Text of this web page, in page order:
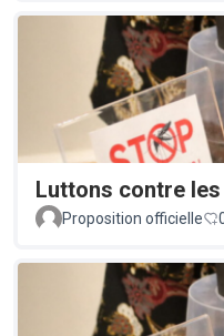
Luttons contre
Proposition officielle